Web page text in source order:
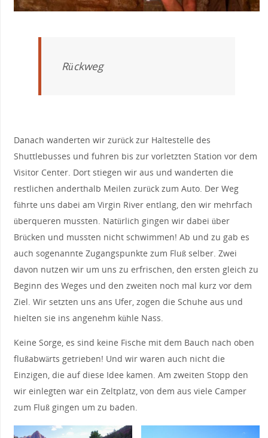
Rückweg
Danach wanderten wir zurück zur Haltestelle des
Shuttlebusses und fuhren bis zur vorletzten Station vor dem
Visitor Center. Dort stiegen wir aus und wanderten die
restlichen anderthalb Meilen zurück zum Auto. Der Weg
führte uns dabei am Virgin River entlang, den wir mehrfach
überqueren mussten. Natürlich gingen wir dabei über
Brücken und mussten nicht schwimmen! Ab und zu gab es
auch sogenannte Zugangspunkte zum Fluß selber. Zwei
davon nutzen wir um uns zu erfrischen, den ersten gleich zu
Beginn des Weges und den zweiten noch mal kurz vor dem
Ziel. Wir setzten uns ans Ufer, zogen die Schuhe aus und
hielten sie ins angenehm kühle Nass.
Keine Sorge, es sind keine Fische mit dem Bauch nach oben
flußabwärts getrieben! Und wir waren auch nicht die
Einzigen, die auf diese Idee kamen. Am zweiten Stopp den
wir einlegten war ein Zeltplatz, von dem aus viele Camper
zum Fluß gingen um zu baden.